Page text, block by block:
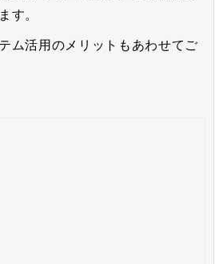
す。
ム活用のメリットもあわせてご